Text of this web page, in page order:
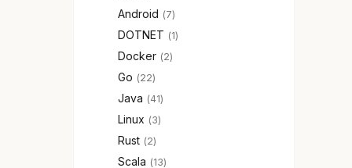
Android 7
DOTNET 1
Docker 2
Go 22
Java 41
Linux 3
Rust 2
Scala 13